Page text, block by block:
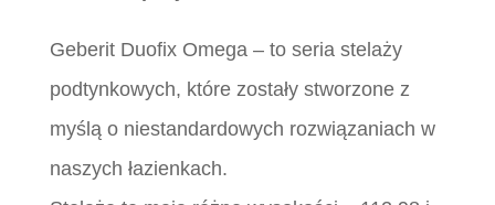
Geberit Duofix Omega – to seria stelaży
podtynkowych, które zostały stworzone z
myślą o niestandardowych rozwiązaniach w
naszych łazienkach.